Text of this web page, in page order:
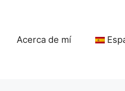
Acerca de mí